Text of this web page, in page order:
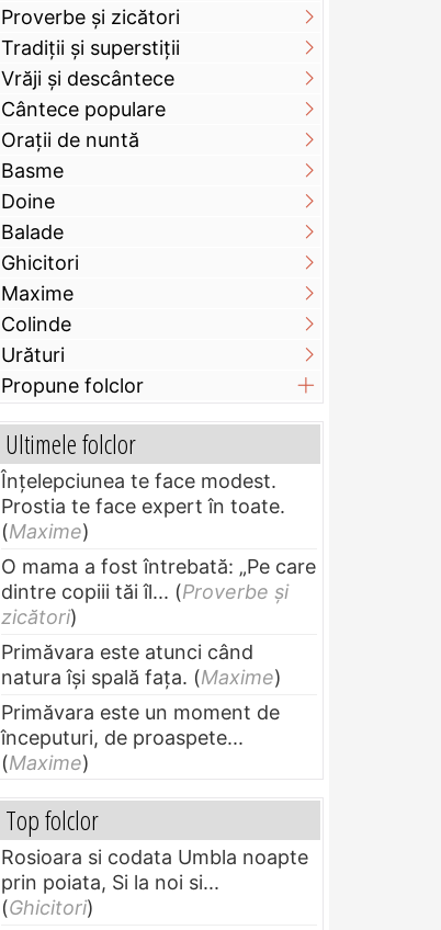
Proverbe și zicători
Tradiții și superstiții
Vrăji și descântece
Cântece populare
Orații de nuntă
Basme
Doine
Balade
Ghicitori
Maxime
Colinde
Urături
Propune folclor
Ultimele folclor
Înțelepciunea te face modest.
Prostia te face expert în toate.
(Maxime)
O mama a fost întrebată: „Pe care
dintre copiii tăi îl... (Proverbe și
zicători)
Primăvara este atunci când
natura își spală fața. (Maxime)
Primăvara este un moment de
începuturi, de proaspete...
(Maxime)
Top folclor
Rosioara si codata Umbla noapte
prin poiata, Si la noi si...
(Ghicitori)